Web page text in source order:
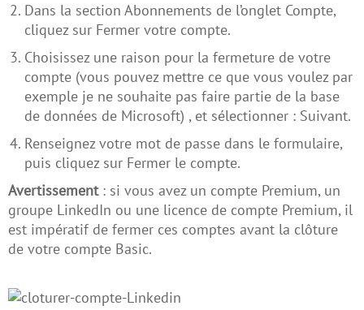
Dans la section Abonnements de l’onglet Compte,
cliquez sur Fermer votre compte.
Choisissez une raison pour la fermeture de votre
compte (vous pouvez mettre ce que vous voulez par
exemple je ne souhaite pas faire partie de la base
de données de Microsoft) , et sélectionner : Suivant.
Renseignez votre mot de passe dans le formulaire,
puis cliquez sur Fermer le compte.
Avertissement: si vous avez un compte Premium, un
groupe LinkedIn ou une licence de compte Premium, il
est impératif de fermer ces comptes avant la clôture
de votre compte Basic.